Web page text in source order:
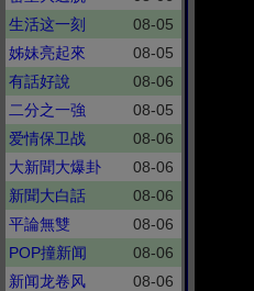
生活这一刻
08-05
姊妹亮起來
08-05
有話好說
08-06
二分之一強
08-05
爱情保卫战
08-06
大新聞大爆卦
08-06
新聞大白話
08-06
平論無雙
08-06
POP撞新闻
08-06
新闻龙卷风
08-06